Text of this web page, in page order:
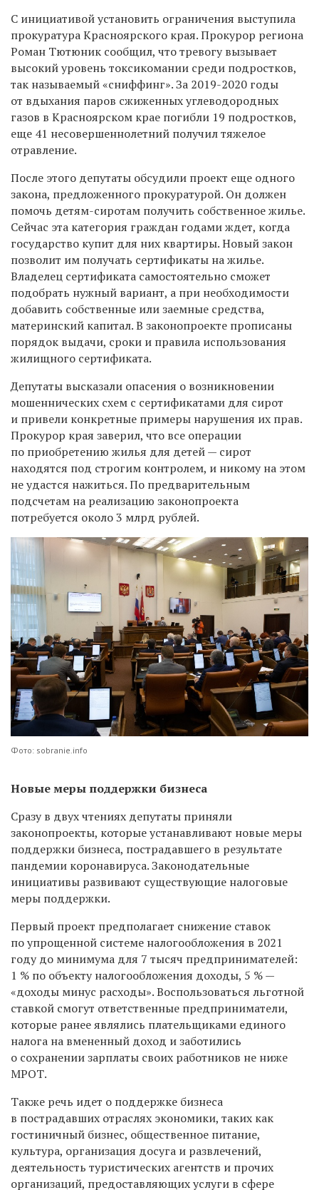
С инициативой установить ограничения выступила
прокуратура Красноярского края. Прокурор региона
Роман Тютюник сообщил, что тревогу вызывает
высокий уровень токсикомании среди подростков,
так называемый «сниффинг». За 2019-2020 годы
от вдыхания паров сжиженных углеводородных
газов в Красноярском крае погибли 19 подростков,
еще 41 несовершеннолетний получил тяжелое
отравление.
После этого депутаты обсудили проект еще одного
закона, предложенного прокуратурой. Он должен
помочь детям-сиротам получить собственное жилье.
Сейчас эта категория граждан годами ждет, когда
государство купит для них квартиры. Новый закон
позволит им получать сертификаты на жилье.
Владелец сертификата самостоятельно сможет
подобрать нужный вариант, а при необходимости
добавить собственные или заемные средства,
материнский капитал. В законопроекте прописаны
порядок выдачи, сроки и правила использования
жилищного сертификата.
Депутаты высказали опасения о возникновении
мошеннических схем с сертификатами для сирот
и привели конкретные примеры нарушения их прав.
Прокурор края заверил, что все операции
по приобретению жилья для детей — сирот
находятся под строгим контролем, и никому на этом
не удастся нажиться. По предварительным
подсчетам на реализацию законопроекта
потребуется около 3 млрд рублей.
Фото: sobranie.info
Новые меры поддержки бизнеса
Сразу в двух чтениях депутаты приняли
законопроекты, которые устанавливают новые меры
поддержки бизнеса, пострадавшего в результате
пандемии коронавируса. Законодательные
инициативы развивают существующие налоговые
меры поддержки.
Первый проект предполагает снижение ставок
по упрощенной системе налогообложения в 2021
году до минимума для 7 тысяч предпринимателей:
1 % по объекту налогообложения доходы, 5 % —
«доходы минус расходы». Воспользоваться льготной
ставкой смогут ответственные предприниматели,
которые ранее являлись плательщиками единого
налога на вмененный доход и заботились
о сохранении зарплаты своих работников не ниже
МРОТ.
Также речь идет о поддержке бизнеса
в пострадавших отраслях экономики, таких как
гостиничный бизнес, общественное питание,
культура, организация досуга и развлечений,
деятельность туристических агентств и прочих
организаций, предоставляющих услуги в сфере